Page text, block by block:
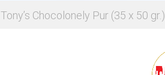
Tony’s Chocolonely Pur (35 x 50 gr.)